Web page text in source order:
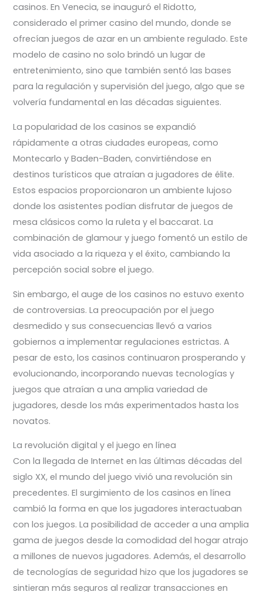
casinos. En Venecia, se inauguró el Ridotto,
considerado el primer casino del mundo, donde se
ofrecían juegos de azar en un ambiente regulado. Este
modelo de casino no solo brindó un lugar de
entretenimiento, sino que también sentó las bases
para la regulación y supervisión del juego, algo que se
volvería fundamental en las décadas siguientes.
La popularidad de los casinos se expandió
rápidamente a otras ciudades europeas, como
Montecarlo y Baden-Baden, convirtiéndose en
destinos turísticos que atraían a jugadores de élite.
Estos espacios proporcionaron un ambiente lujoso
donde los asistentes podían disfrutar de juegos de
mesa clásicos como la ruleta y el baccarat. La
combinación de glamour y juego fomentó un estilo de
vida asociado a la riqueza y el éxito, cambiando la
percepción social sobre el juego.
Sin embargo, el auge de los casinos no estuvo exento
de controversias. La preocupación por el juego
desmedido y sus consecuencias llevó a varios
gobiernos a implementar regulaciones estrictas. A
pesar de esto, los casinos continuaron prosperando y
evolucionando, incorporando nuevas tecnologías y
juegos que atraían a una amplia variedad de
jugadores, desde los más experimentados hasta los
novatos.
La revolución digital y el juego en línea
Con la llegada de Internet en las últimas décadas del
siglo XX, el mundo del juego vivió una revolución sin
precedentes. El surgimiento de los casinos en línea
cambió la forma en que los jugadores interactuaban
con los juegos. La posibilidad de acceder a una amplia
gama de juegos desde la comodidad del hogar atrajo
a millones de nuevos jugadores. Además, el desarrollo
de tecnologías de seguridad hizo que los jugadores se
sintieran más seguros al realizar transacciones en